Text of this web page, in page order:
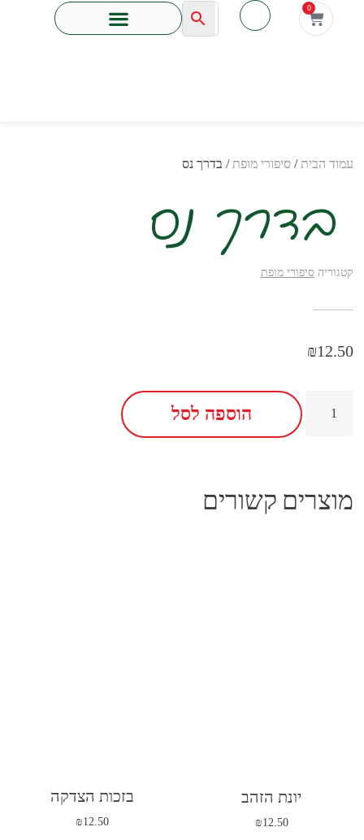
0
עמוד הבית /סיפורי מופת / בדרך נס
בדרך נס
קטגוריה סיפורי מופת
₪12.50
הוספה לסל
מוצרים קשורים
יונת הזהב
₪12.50
בזכות הצדקה
₪12.50